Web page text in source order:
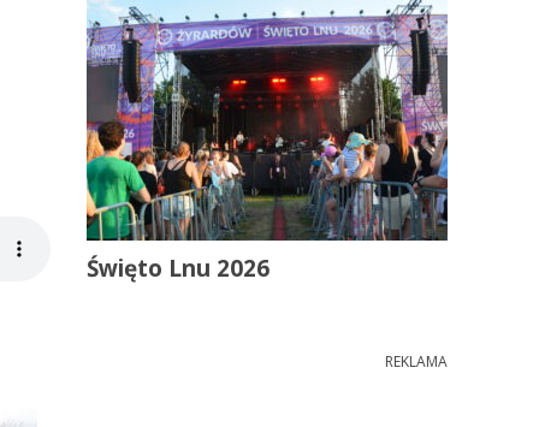
Święto Lnu 2026
REKLAMA